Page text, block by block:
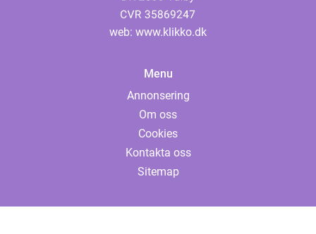
web: www.klikko.dk
Menu
Annonsering
Om oss
Cookies
Kontakta oss
Sitemap